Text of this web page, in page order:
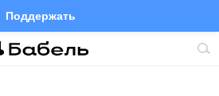
Поддержать
FacebookTelegramTwitter